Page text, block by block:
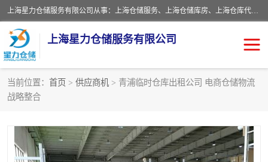
上海星力仓储服务有限公司从事：上海仓储服务、上海仓储库房、上海仓库代运营、上海仓库对外出租、上海仓库外包、上海三方仓储、上海电商仓储代发、上海电商代发货仓库、上海托管仓库、上海仓储配送。上海星力仓储服务有限公司现在拥有100个分仓、10万余平方的标准库房，精炼员工几百名，与几千家客户合作，公司已跻身上海仓储行业前列。欢迎来电咨询！
上海星力仓储服务有限公司
当前位置： 首页 > 供应商机 > 青浦临时仓库出租公司 电商仓储物流
战略整合
上海仓库对外出租
上海仓储配送 上海仓库外包